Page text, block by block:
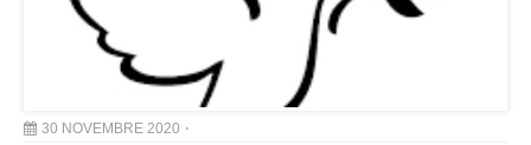
30 NOVEMBRE 2020